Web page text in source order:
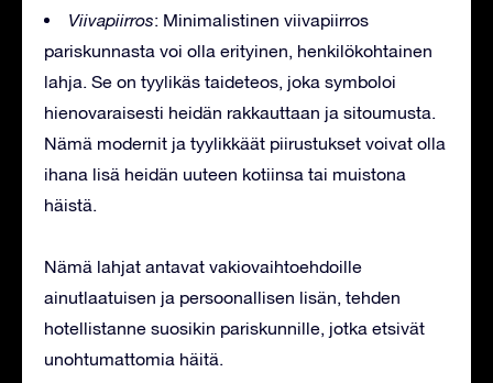
Viivapiirros: Minimalistinen viivapiirros
pariskunnasta voi olla erityinen, henkilökohtainen
lahja. Se on tyylikäs taideteos, joka symboloi
hienovaraisesti heidän rakkauttaan ja sitoumusta.
Nämä modernit ja tyylikkäät piirustukset voivat olla
ihana lisä heidän uuteen kotiinsa tai muistona
häistä.
Nämä lahjat antavat vakiovaihtoehdoille
ainutlaatuisen ja persoonallisen lisän, tehden
hotellistanne suosikin pariskunnille, jotka etsivät
unohtumattomia häitä.